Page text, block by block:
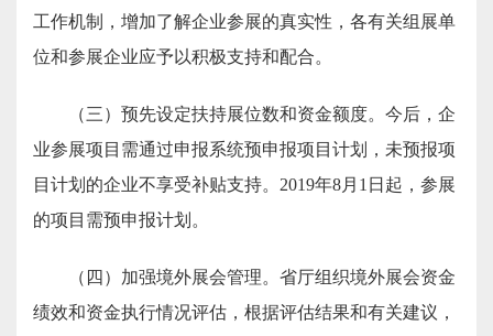
工作机制，增加了解企业参展的真实性，各有关组展单
位和参展企业应予以积极支持和配合。
（三）预先设定扶持展位数和资金额度。 今后， 企
业参展项目需通过申报系统预申报项目计划，未预报项
目计划的企业不享受补贴支持。2019年8月1日起，参展
的项目需预申报计划。
（四）加强境外展会管理。 省厅组织境外展会资金
绩效和资金执行情况评估，根据评估结果和有关建议，